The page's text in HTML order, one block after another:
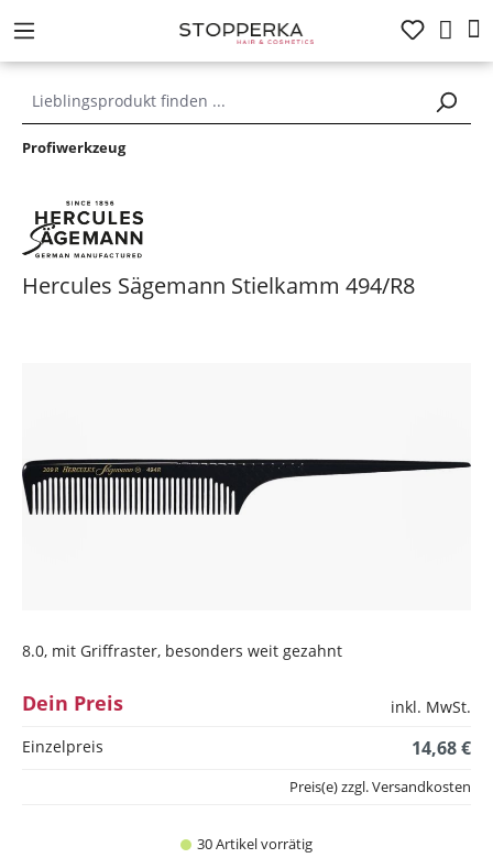
springen
Profiwerkzeug
Hercules Sägemann Stielkamm 494/R8
8.0, mit Griffraster, besonders weit gezahnt
Dein Preis
inkl. MwSt.
Einzelpreis
14,68 €
30 Artikel vorrätig
Preis(e) zzgl. Versandkosten